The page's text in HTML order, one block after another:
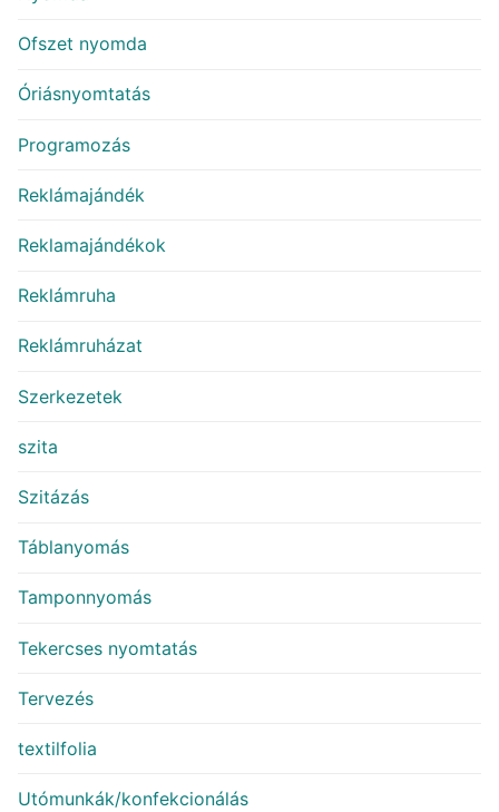
Ofszet nyomda
Óriásnyomtatás
Programozás
Reklámajándék
Reklamajándékok
Reklámruha
Reklámruházat
Szerkezetek
szita
Szitázás
Táblanyomás
Tamponnyomás
Tekercses nyomtatás
Tervezés
textilfolia
Utómunkák/konfekcionálás